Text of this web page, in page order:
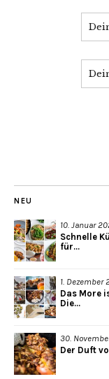
NEU
10. Januar
Schnelle
für...
1. Dezember
Das More
Die...
30.
Der Duft